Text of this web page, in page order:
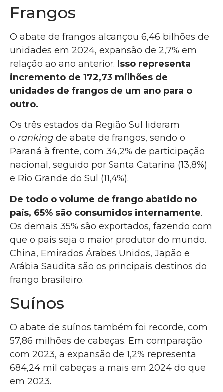
Frangos
O abate de frangos alcançou 6,46 bilhões de
unidades em 2024, expansão de 2,7% em
relação ao ano anterior. Isso representa
incremento de 172,73 milhões de
unidades de frangos de um ano para o
outro.
Os três estados da Região Sul lideram
o ranking de abate de frangos, sendo o
Paraná à frente, com 34,2% de participação
nacional, seguido por Santa Catarina (13,8%)
e Rio Grande do Sul (11,4%).
De todo o volume de frango abatido no
país, 65% são consumidos internamente.
Os demais 35% são exportados, fazendo com
que o país seja o maior produtor do mundo.
China, Emirados Árabes Unidos, Japão e
Arábia Saudita são os principais destinos do
frango brasileiro.
Suínos
O abate de suínos também foi recorde, com
57,86 milhões de cabeças. Em comparação
com 2023, a expansão de 1,2% representa
684,24 mil cabeças a mais em 2024 do que
em 2023.